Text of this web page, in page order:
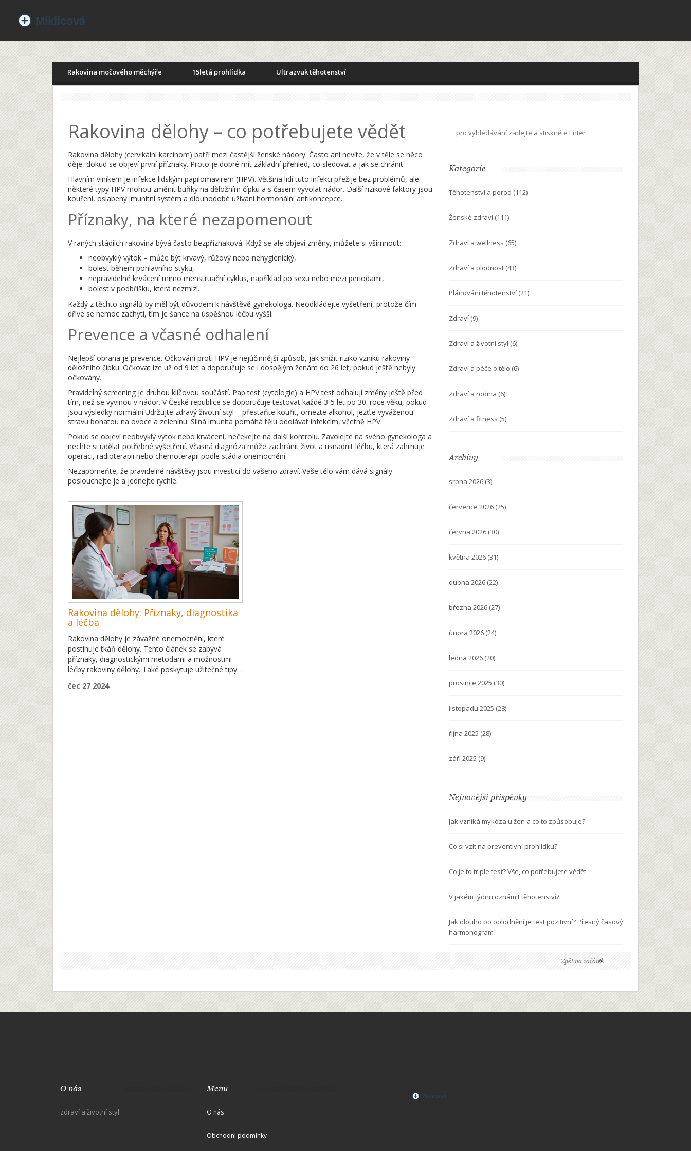
Rakovina močového měchýře 15letá prohlídka Ultrazvuk těhotenství
Rakovina dělohy – co potřebujete vědět
Rakovina dělohy (cervikální karcinom) patří mezi častější ženské nádory. Často ani nevíte, že v těle se něco
děje, dokud se objeví první příznaky. Proto je dobré mít základní přehled, co sledovat a jak se chránit.
Hlavním viníkem je infekce lidským papilomavirem (HPV). Většina lidí tuto infekci přežije bez problémů, ale
některé typy HPV mohou změnit buňky na děložním čípku a s časem vyvolat nádor. Další rizikové faktory jsou
kouření, oslabený imunitní systém a dlouhodobé užívání hormonální antikoncepce.
Příznaky, na které nezapomenout
V raných stádiích rakovina bývá často bezpříznaková. Když se ale objeví změny, můžete si všimnout:
neobvyklý výtok – může být krvavý, růžový nebo nehygienický,
bolest během pohlavního styku,
nepravidelné krvácení mimo menstruační cyklus, například po sexu nebo mezi periodami,
bolest v podbřišku, která nezmizí.
Každý z těchto signálů by měl být důvodem k návštěvě gynekologa. Neodkládejte vyšetření, protože čím
dříve se nemoc zachytí, tím je šance na úspěšnou léčbu vyšší.
Prevence a včasné odhalení
Nejlepší obrana je prevence. Očkování proti HPV je nejúčinnější způsob, jak snížit riziko vzniku rakoviny
děložního čípku. Očkovat lze už od 9 let a doporučuje se i dospělým ženám do 26 let, pokud ještě nebyly
očkovány.
Pravidelný screening je druhou klíčovou součástí. Pap test (cytologie) a HPV test odhalují změny ještě před
tím, než se vyvinou v nádor. V České republice se doporučuje testovat každé 3‑5 let po 30. roce věku, pokud
jsou výsledky normální.Udržujte zdravý životní styl – přestaňte kouřit, omezte alkohol, jezťte vyváženou
stravu bohatou na ovoce a zeleninu. Silná imunita pomáhá tělu odolávat infekcím, včetně HPV.
Pokud se objeví neobvyklý výtok nebo krvácení, nečekejte na další kontrolu. Zavolejte na svého gynekologa a
nechte si udělat potřebné vyšetření. Včasná diagnóza může zachránit život a usnadnit léčbu, která zahrnuje
operaci, radioterapii nebo chemoterapii podle stádia onemocnění.
Nezapomeňte, že pravidelné návštěvy jsou investicí do vašeho zdraví. Vaše tělo vám dává signály –
poslouchejte je a jednejte rychle.
Rakovina dělohy: Příznaky, diagnostika
a léčba
Rakovina dělohy je závažné onemocnění, které
postihuje tkáň dělohy. Tento článek se zabývá
příznaky, diagnostickými metodami a možnostmi
léčby rakoviny dělohy. Také poskytuje užitečné tipy
o tomto vážném zdravotním stavu.
čec 27 2024
Kategorie
Těhotenství a porod (112)
Ženské zdraví (111)
Zdraví a wellness (65)
Zdraví a plodnost (43)
Plánování těhotenství (21)
Zdraví (9)
Zdraví a životní styl (6)
Zdraví a péče o tělo (6)
Zdraví a rodina (6)
Zdraví a fitness (5)
Archivy
srpna 2026 (3)
července 2026 (25)
června 2026 (30)
května 2026 (31)
dubna 2026 (22)
března 2026 (27)
února 2026 (24)
ledna 2026 (20)
prosince 2025 (30)
listopadu 2025 (28)
října 2025 (28)
září 2025 (9)
Nejnovější příspěvky
Jak vzniká mykóza u žen a co to způsobuje?
Co si vzít na preventivní prohlídku?
Co je to triple test? Vše, co potřebujete vědět
V jakém týdnu oznámit těhotenství?
Jak dlouho po oplodnění je test pozitivní? Přesný časový
harmonogram
Zpět na začátek
O nás
zdraví a životní styl
Menu
O nás
Obchodní podmínky